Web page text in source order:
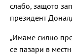
слабо, защото
президент
„Имаме силно
се пазари в